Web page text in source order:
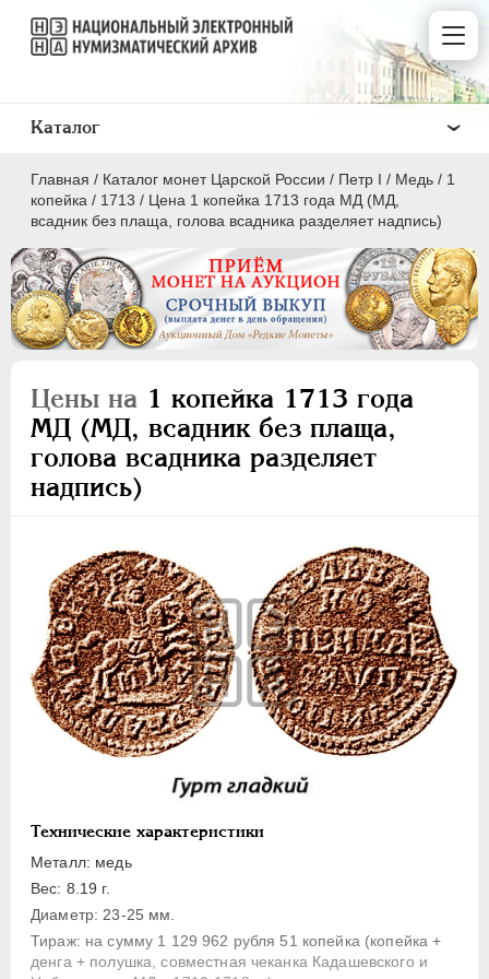
Главная / Каталог монет Царской России / Пeтр I / Медь / 1
копейка / 1713 / Цена 1 копейка 1713 года МД (МД,
всадник без плаща, голова всадника разделяет надпись)
Цены на 1 копейка 1713 года
МД (МД, всадник без плаща,
голова всадника разделяет
надпись)
Технические характеристики
Металл: медь
Вес: 8.19 г.
Диаметр: 23-25 мм.
Тираж: на сумму 1 129 962 рубля 51 копейка (копейка +
денга + полушка, совместная чеканка Кадашевского и
Каталог
ПEТР I 1699 - 1725
Серебро
Медь
5 копеек
1 копейка
Полушка
Полполушки
Пробные
Для Речи Посполитой
Монетовидные жетоны
ЕКАТЕРИНА I 1725-1727
1727-1729
АННА ИОАННОВНА 1730-1740
ИОАНН АНТОНОВИЧ 1740-1741
ЕЛИЗАВЕТА
ПЕТР III 1762-1762
ЕКАТЕРИНА II 1762-1796
ПАВЕЛ I 1796-1801